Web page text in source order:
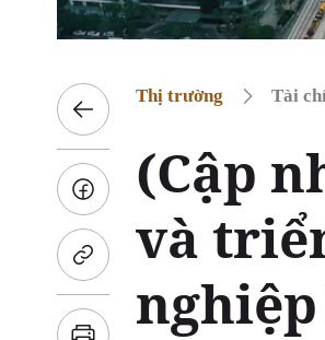
Thị trường Tài
(Cập
và